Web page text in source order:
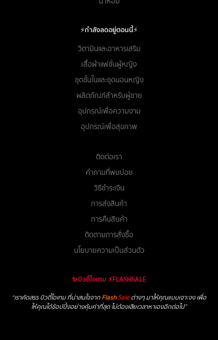
⚡กำลังลดอยู่ตอนนี้⚡
วิตามินและอาหารเสริม
เสื้อผ้าแฟชั่นผู้หญิง
ชุดชั้นในและชุดนอนหญิง
ผลิตภัณฑ์สำหรับผู้ชาย
อุปกรณ์เพื่อความงาม
อุปกรณ์เพื่อสุขภาพ
ติดต่อเรา
คำถามที่พบบ่อย
วิธีชำระเงิน
การส่งสินค้า
การคืนสินค้า
ติดตามการสั่งซื้อ
นโยบายความเป็นส่วนตัว
✨บิวตี้ไอเทม ⚡FLASHSALE
“เราคัดสรร บิวตี้ไอเทม ที่น่าสนใจจาก FlashSaleต่างๆ มาให้คุณแบบเจาะจง เพื่อ
ให้คุณได้ช้อปปิ้งอย่างคุ้มค่าที่สุด ไม่ต้องเสียเวลาหาเองอีกต่อไป”